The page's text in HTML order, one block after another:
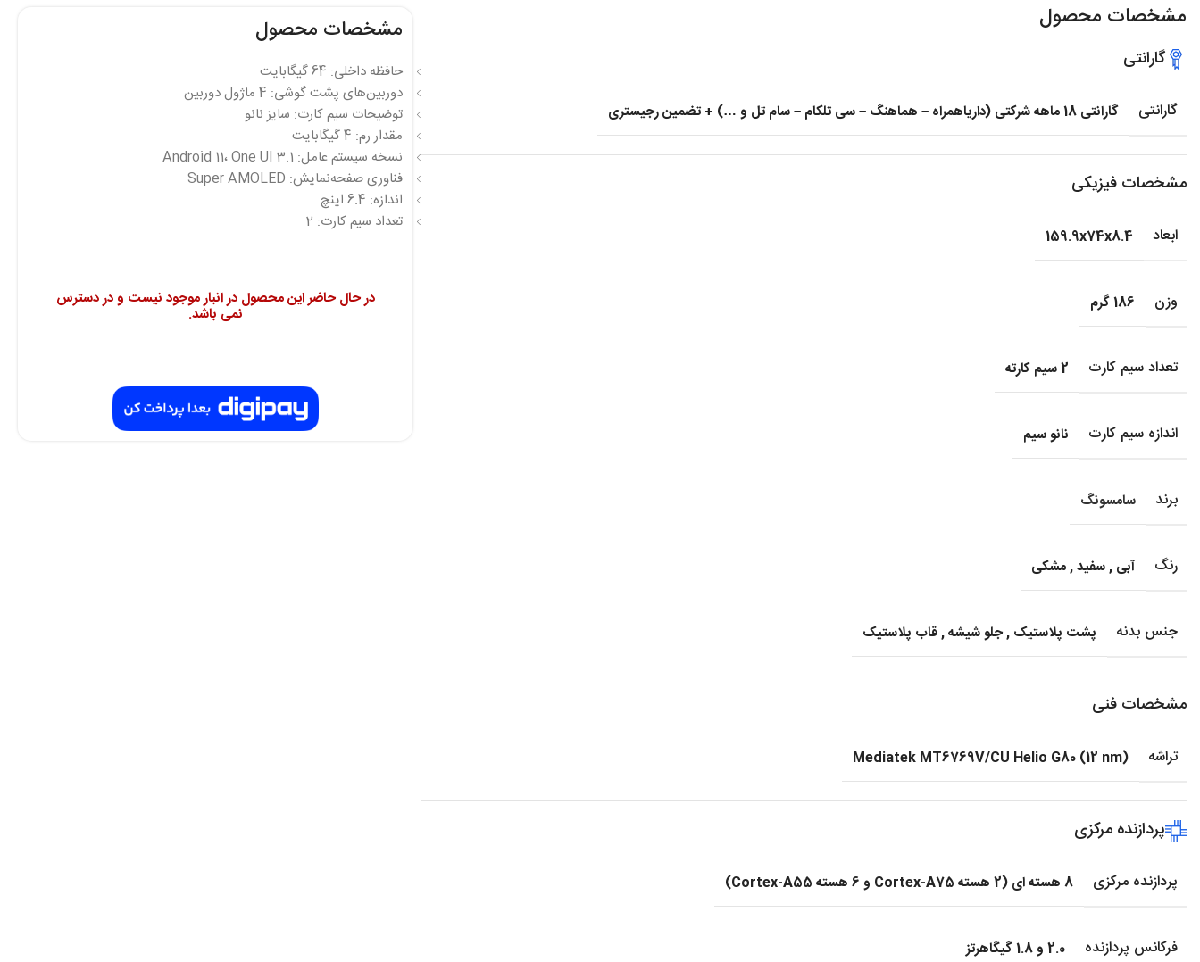
مشخصات محصول
گارانتی
گارانتی گارانتی 18 ماهه شرکتی (داریاهمراه – هماهنگ – سی تلکام – سام تل و …) + تضمین رجیستری
مشخصات فیزیکی
ابعاد 159.9x74x8.4
وزن 186 گرم
تعداد سیم کارت 2 سیم کارته
اندازه سیم کارت نانو سیم
برند سامسونگ
رنگ آبی ,سفید,مشکی
جنس بدنه پشت پلاستیک ,جلو شیشه,قاب پلاستیک
مشخصات فنی
تراشه Mediatek MT6769V/CU Helio G80 (12 nm)
پردازنده مرکزی
پردازنده مرکزی 8 هسته ای (2 هسته Cortex-A75 و 6 هسته Cortex-A55)
فرکانس پردازنده 2.0 و 1.8 گیگاهرتز
مشخصات محصول
حافظه داخلی: 64 گیگابایت
دوربین‌های پشت گوشی: 4 ماژول دوربین
توضیحات سیم کارت: سایز نانو
مقدار رم: 4 گیگابایت
نسخه سیستم عامل: Android 11، One UI 3.1
فناوری صفحه‌نمایش: Super AMOLED
اندازه: 6.4 اینچ
تعداد سیم کارت: 2
در حال حاضر این محصول در انبار موجود نیست و در دسترس
نمی باشد.